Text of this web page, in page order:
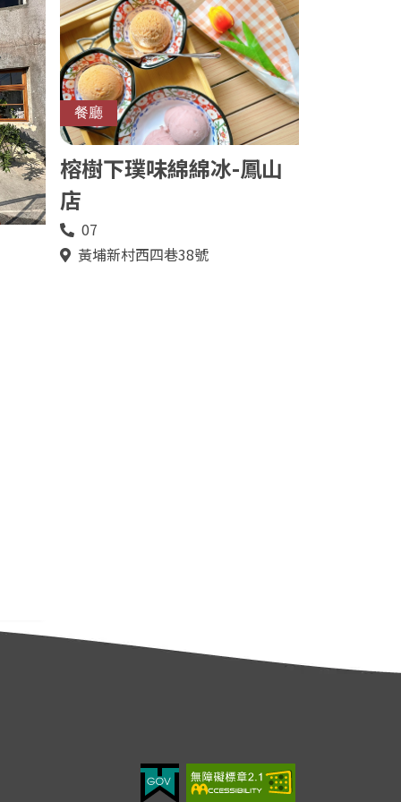
餐廳
榕樹下璞味綿綿冰-鳳山
店
電
07
地黃埔新村西四巷38號